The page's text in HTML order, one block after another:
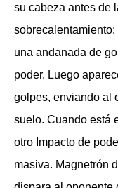
su cabeza antes de
una andanada de
poder. Luego
golpes, enviando al
suelo. Cuando está
otro Impacto de
masiva. Magnetrón